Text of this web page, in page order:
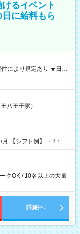
るイベント
に給料もら
現金GET♪ お仕事後はコ
期間】試
八王子駅）
00
クOK / 10名以上の大量
詳細へ